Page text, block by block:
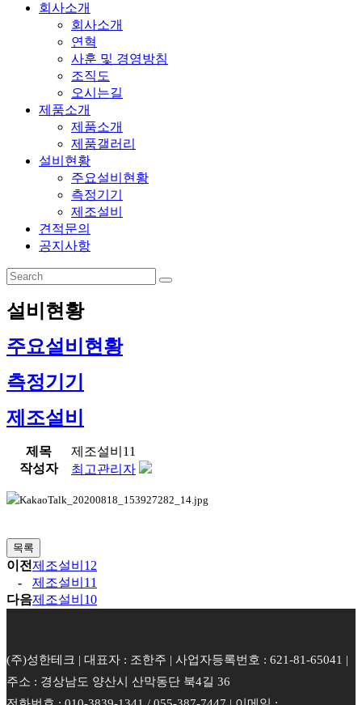
회사소개
회사소개
연혁
사훈 및 경영방침
조직도
오시는길
제품소개
제품소개
제품갤러리
설비현황
주요설비현황
측정기기
제조설비
견적문의
공지사항
설비현황
주요설비현황
측정기기
제조설비
제목
제조설비11
작성자
최고관리자
목록
이전제조설비12
-
제조설비11
다음제조설비10
(주)성한테크 | 대표자 : 조한주 | 사업자등록번호 : 621-81-65041 |
주소 : 경상남도 양산시 산막동단 북4길 36